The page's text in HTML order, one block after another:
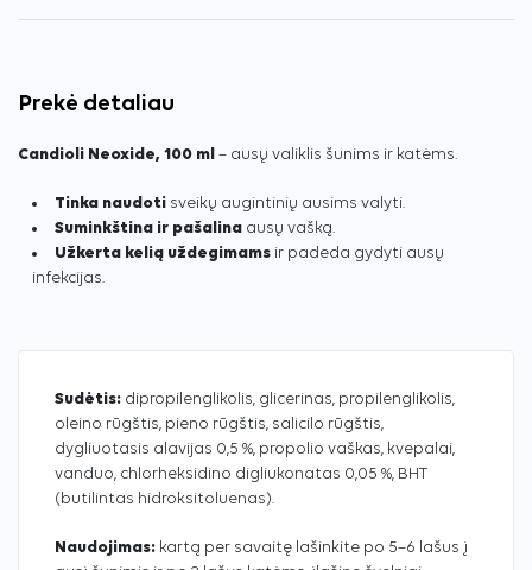
Prekė detaliau
Candioli Neoxide, 100 ml – ausų valiklis šunims ir katėms.
Tinka naudoti sveikų augintinių ausims valyti.
Suminkština ir pašalina ausų vašką.
Užkerta kelią uždegimams ir padeda gydyti ausų
infekcijas.
Sudėtis: dipropilenglikolis, glicerinas, propilenglikolis,
oleino rūgštis, pieno rūgštis, salicilo rūgštis,
dygliuotasis alavijas 0,5 %, propolio vaškas, kvepalai,
vanduo, chlorheksidino digliukonatas 0,05 %, BHT
(butilintas hidroksitoluenas).
Naudojimas: kartą per savaitę lašinkite po 5–6 lašus į